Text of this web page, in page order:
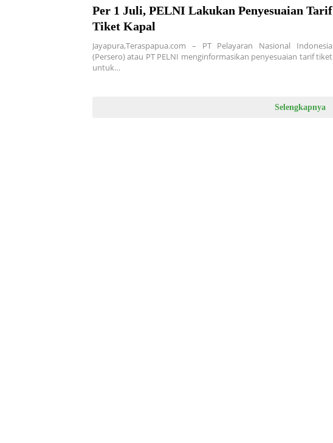
Per 1 Juli, PELNI Lakukan Penyesuaian Tarif
Tiket Kapal
Jayapura,Teraspapua.com – PT Pelayaran Nasional Indonesia
(Persero) atau PT PELNI menginformasikan penyesuaian tarif tiket
untuk…
Selengkapnya